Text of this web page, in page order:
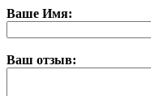
Ваше Имя:
Ваш отзыв: